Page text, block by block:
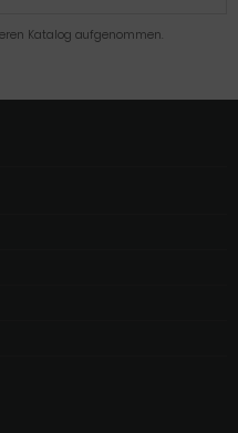
Katalog aufgenommen.